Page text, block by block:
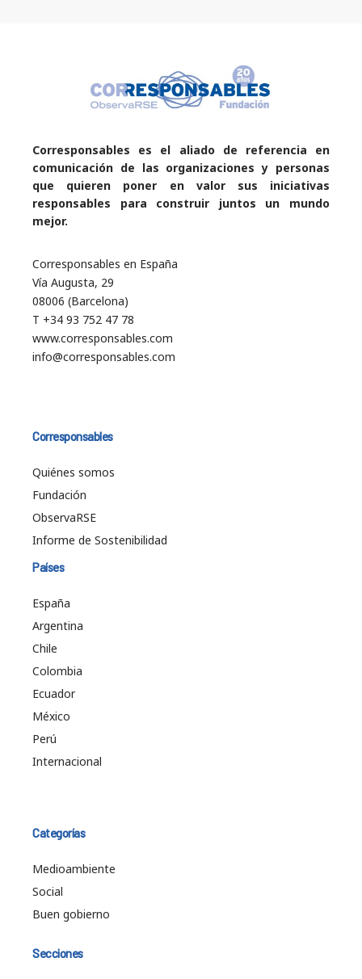
Corresponsables es el aliado de referencia en
comunicación de las organizaciones y personas
que quieren poner en valor sus iniciativas
responsables para construir juntos un mundo
mejor.
Corresponsables en España
Vía Augusta, 29
08006 (Barcelona)
T +34 93 752 47 78
www.corresponsables.com
info@corresponsables.com
Corresponsables
Quiénes somos
Fundación
ObservaRSE
Informe de Sostenibilidad
Países
España
Argentina
Chile
Colombia
Ecuador
México
Perú
Internacional
Categorías
Medioambiente
Social
Buen gobierno
Secciones